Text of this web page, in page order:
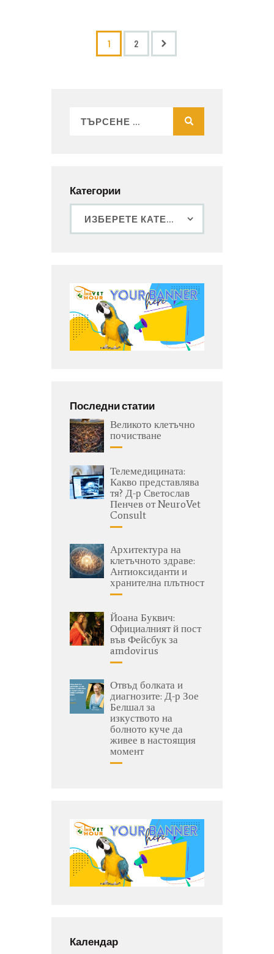
1 2
Категории
Последни статии
Великото клетъчно
почистване
Телемедицината:
Какво представлява
тя? Д-р Светослав
Пенчев от NeuroVet
Consult
Архитектура на
клетъчното здраве:
Антиоксиданти и
хранителна плътност
Йоана Буквич:
Официалният й пост
във Фейсбук за
amdovirus
Отвъд болката и
диагнозите: Д-р Зое
Белшал за
изкуството на
болното куче да
живее в настоящия
момент
Календар